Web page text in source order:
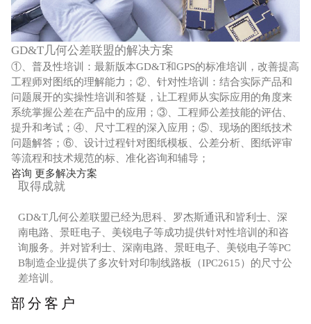
GD&T几何公差联盟的解决方案
①、普及性培训：最新版本GD&T和GPS的标准培训，改善提高
工程师对图纸的理解能力；②、针对性培训：结合实际产品和
问题展开的实操性培训和答疑，让工程师从实际应用的角度来
系统掌握公差在产品中的应用；③、工程师公差技能的评估、
提升和考试；④、尺寸工程的深入应用；⑤、现场的图纸技术
问题解答；⑥、设计过程针对图纸模板、公差分析、图纸评审
等流程和技术规范的标、准化咨询和辅导；
咨询 更多解决方案
GD&T几何公差联盟已经为思科、罗杰斯通讯和皆利士、深
南电路、景旺电子、美锐电子等成功提供针对性培训的和咨
询服务。并对皆利士、深南电路、景旺电子、美锐电子等PC
B制造企业提供了多次针对印制线路板（IPC2615）的尺寸公
差培训。
取得成就
部分客户